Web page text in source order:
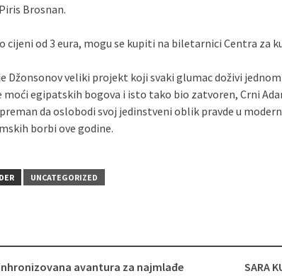
Brosnan.
cijeni od 3 eura, mogu se kupiti na biletarnici Centra za
Džonsonov veliki projekt koji svaki glumac doživi
moći egipatskih bogova i isto tako bio zatvoren, Crni
da oslobodi svoj jedinstveni oblik pravde u
borbi ove godine.
UNCATEGORIZED
avantura za najmlađe SARA